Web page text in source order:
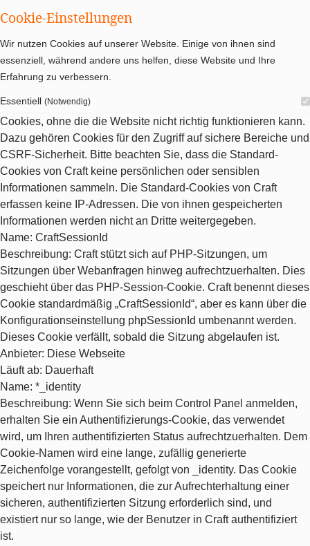
Cookie-Einstellungen
Wir nutzen Cookies auf unserer Website. Einige von ihnen sind
essenziell, während andere uns helfen, diese Website und Ihre
Erfahrung zu verbessern.
Essentiell (Notwendig)
Cookies, ohne die die Website nicht richtig funktionieren kann.
Dazu gehören Cookies für den Zugriff auf sichere Bereiche und
CSRF-Sicherheit. Bitte beachten Sie, dass die Standard-
Cookies von Craft keine persönlichen oder sensiblen
Informationen sammeln. Die Standard-Cookies von Craft
erfassen keine IP-Adressen. Die von ihnen gespeicherten
Informationen werden nicht an Dritte weitergegeben.
Name: CraftSessionId
Beschreibung: Craft stützt sich auf PHP-Sitzungen, um
Sitzungen über Webanfragen hinweg aufrechtzuerhalten. Dies
geschieht über das PHP-Session-Cookie. Craft benennt dieses
Cookie standardmäßig „CraftSessionId“, aber es kann über die
Konfigurationseinstellung phpSessionId umbenannt werden.
Dieses Cookie verfällt, sobald die Sitzung abgelaufen ist.
Anbieter: Diese Webseite
Läuft ab: Dauerhaft
Name: *_identity
Beschreibung: Wenn Sie sich beim Control Panel anmelden,
erhalten Sie ein Authentifizierungs-Cookie, das verwendet
wird, um Ihren authentifizierten Status aufrechtzuerhalten. Dem
Cookie-Namen wird eine lange, zufällig generierte
Zeichenfolge vorangestellt, gefolgt von _identity. Das Cookie
speichert nur Informationen, die zur Aufrechterhaltung einer
sicheren, authentifizierten Sitzung erforderlich sind, und
existiert nur so lange, wie der Benutzer in Craft authentifiziert
ist.